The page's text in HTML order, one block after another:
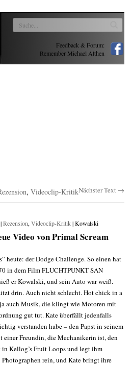
Feedback & Forum:
Remember Michael Althen
, Videoclip-KritikNächster Text →
Rezension, Videoclip-Kritik| Kowalski
Video von Primal Scream
heute: der Dodge Challenge. So einen hat
in dem Film FLUCHTPUNKT SAN
er Kowalski, und sein Auto war weiß.
drin. Auch nicht schlecht. Hot chick in a
ja auch Musik, die klingt wie Motoren mit
gut tut. Kate überfällt jedenfalls
verstanden habe – den Papst in seinem
einer Freundin, die Mechanikerin ist, den
Kellog’s Fruit Loops und legt ihm
rein, und Kate bringt ihre